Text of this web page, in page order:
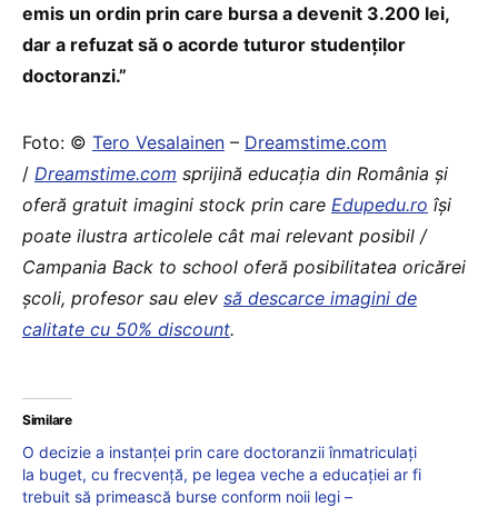
emis un ordin prin care bursa a devenit 3.200 lei,
dar a refuzat să o acorde tuturor studenților
doctoranzi.”
Foto: © Tero Vesalainen – Dreamstime.com
/ Dreamstime.com sprijină educaţia din România şi
oferă gratuit imagini stock prin care Edupedu.ro îşi
poate ilustra articolele cât mai relevant posibil /
Campania Back to school oferă posibilitatea oricărei
școli, profesor sau elev să descarce imagini de
calitate cu 50% discount.
Similare
O decizie a instanței prin care doctoranzii înmatriculați
la buget, cu frecvență, pe legea veche a educației ar fi
trebuit să primească burse conform noii legi –